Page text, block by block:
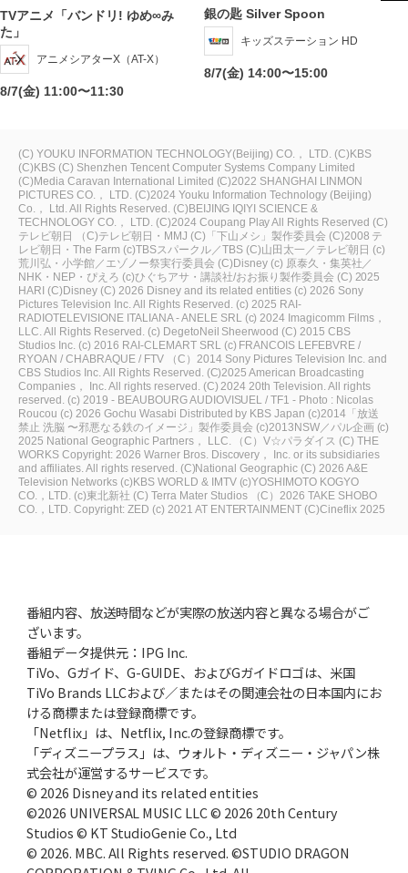
TVアニメ「バンドリ! ゆめ∞み
た」
アニメシアターX（AT-X）
8/7(金) 11:00〜11:30
銀の匙 Silver Spoon
キッズステーション HD
8/7(金) 14:00〜15:00
(C) YOUKU INFORMATION TECHNOLOGY(Beijing) CO.， LTD. (C)KBS
(C)KBS (C) Shenzhen Tencent Computer Systems Company Limited
(C)Media Caravan International Limited (C)2022 SHANGHAI LINMON
PICTURES CO.， LTD. (C)2024 Youku Information Technology (Beijing)
Co.， Ltd. All Rights Reserved. (C)BEIJING IQIYI SCIENCE &
TECHNOLOGY CO.， LTD. (C)2024 Coupang Play All Rights Reserved (C)
テレビ朝日
（C)テレビ朝日・MMJ (C)「下山メシ」製作委員会 (C)2008 テ
レビ朝日・The Farm (c)TBSスパークル／TBS (C)山田太一／テレビ朝日 (c)
荒川弘・小学館／エゾノー祭実行委員会 (C)Disney (c) 原泰久・集英社／
NHK・NEP・ぴえろ (c)ひぐちアサ・講談社/おお振り製作委員会 (C) 2025
HARI (C)Disney (C) 2026 Disney and its related entities (c) 2026 Sony
Pictures Television Inc. All Rights Reserved. (c) 2025 RAI-
RADIOTELEVISIONE ITALIANA - ANELE SRL (c) 2024 Imagicomm Films，
LLC. All Rights Reserved. (c) DegetoNeil Sheerwood (C) 2015 CBS
Studios Inc. (c) 2016 RAI-CLEMART SRL (c) FRANCOIS LEFEBVRE /
RYOAN / CHABRAQUE / FTV
（C）2014 Sony Pictures Television Inc. and
CBS Studios Inc. All Rights Reserved. (C)2025 American Broadcasting
Companies， Inc. All rights reserved. (C) 2024 20th Television. All rights
reserved. (c) 2019 - BEAUBOURG AUDIOVISUEL / TF1 - Photo : Nicolas
Roucou (c) 2026 Gochu Wasabi Distributed by KBS Japan (c)2014「放送
禁止 洗脳 〜邪悪なる鉄のイメージ」製作委員会 (c)2013NSW／パル企画 (c)
2025 National Geographic Partners， LLC.
（C）V☆パラダイス (C) THE
WORKS Copyright: 2026 Warner Bros. Discovery， Inc. or its subsidiaries
and affiliates. All rights reserved. (C)National Geographic (C) 2026 A&E
Television Networks (c)KBS WORLD & IMTV (c)YOSHIMOTO KOGYO
CO.，LTD. (c)東北新社 (C) Terra Mater Studios
（C）2026 TAKE SHOBO
CO.，LTD. Copyright: ZED (c) 2021 AT ENTERTAINMENT (C)Cineflix 2025
番組内容、放送時間などが実際の放送内容と異なる場合がご
ざいます。
番組データ提供元：IPG Inc.
TiVo、Gガイド、G-GUIDE、およびGガイドロゴは、米国
TiVo Brands LLCおよび／またはその関連会社の日本国内にお
ける商標または登録商標です。
「Netflix」は、Netflix, Inc.の登録商標です。
「ディズニープラス」は、ウォルト・ディズニー・ジャパン株
式会社が運営するサービスです。
© 2026 Disney and its related entities
©2026 UNIVERSAL MUSIC LLC © 2026 20th Century
Studios © KT StudioGenie Co., Ltd
© 2026. MBC. All Rights reserved. ©STUDIO DRAGON